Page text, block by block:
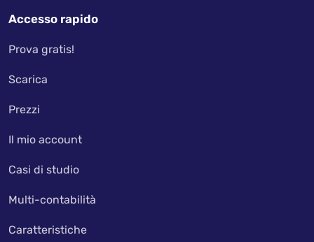
Accesso rapido
Prova gratis!
Scarica
Prezzi
Il mio account
Casi di studio
Multi-contabilità
Caratteristiche